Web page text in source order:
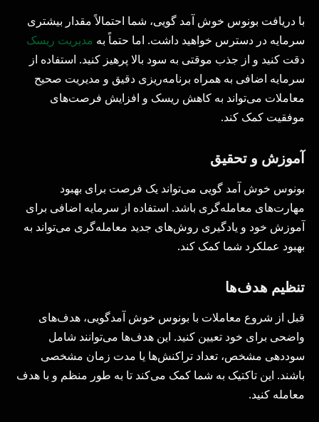
با دریافت بونوس خوش آمد گویی، شما احتمالاً مقدار بیشتری
سرمایه در دسترس خواهید داشت. اما حتماً به مدیریت ریسک
دقت کنید و از جذب موقتی به سود بالا پرهیز کنید. استفاده از
سرمایه اضافی به همراه برنامه‌ریزی دقیق و مدیریت صحیح
معاملات می‌تواند به کاهش ریسک و افزایش فرصت‌های
موفقیت کمک کند.
آموزش و تحقیق
بونوس خوش آمد گویی می‌تواند یک فرصت برای بهبود
مهارت‌های معامله‌گری باشد. استفاده از سرمایه اضافی برای
آموزش خود و یادگیری روش‌های جدید معامله‌گری می‌تواند به
بهبود عملکرد شما کمک کند.
تنظیم هدف‌ها
قبل از شروع معاملات با بونوس خوش آمدگویی، هدف‌های
واضحی برای خود تعیین کنید. این هدف‌ها می‌توانند شامل
سوددهی مشخص، تعداد تراکنش‌ها یا مدت زمان مشخصی
باشند. این تاکتیک به شما کمک می‌کند تا به طور منظم و با هدف
معامله کنید.